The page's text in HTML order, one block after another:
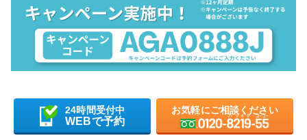
24時間受付中
WEBで予約
お気軽にご相談ください